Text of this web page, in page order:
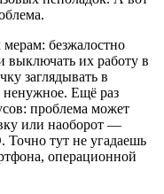
безжалостно
выключать их работу в
заглядывать в
ненужное. Ещё раз
проблема может
или наоборот —
тут не угадаешь
операционной